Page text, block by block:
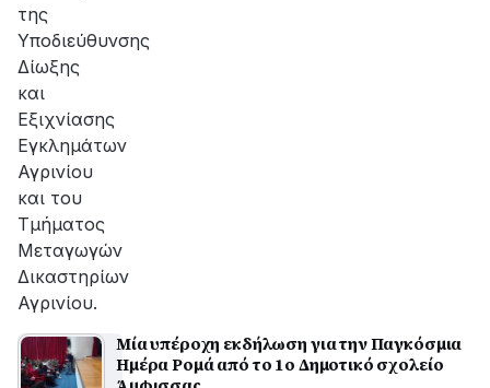
της
Υποδιεύθυνσης
Δίωξης
και
Εξιχνίασης
Εγκλημάτων
Αγρινίου
και του
Τμήματος
Μεταγωγών
Δικαστηρίων
Αγρινίου.
Μία υπέροχη εκδήλωση για την Παγκόσμια
Ημέρα Ρομά από το 1ο Δημοτικό σχολείο